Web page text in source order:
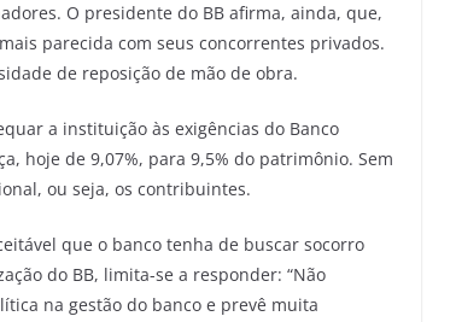
O presidente do BB afirma, ainda, que,
parecida com seus concorrentes privados.
de reposição de mão de obra.
a instituição às exigências do Banco
hoje de 9,07%, para 9,5% do patrimônio. Sem
ou seja, os contribuintes.
que o banco tenha de buscar socorro
do BB, limita-se a responder: “Não
na gestão do banco e prevê muita